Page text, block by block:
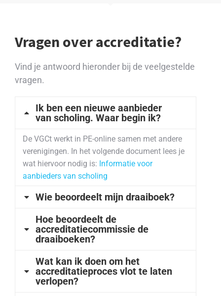
Vragen over accreditatie?
Vind je antwoord hieronder bij de veelgestelde
vragen.
Ik ben een nieuwe aanbieder
van scholing. Waar begin ik?
De VGCt werkt in PE-online samen met andere
verenigingen. In het volgende document lees je
wat hiervoor nodig is: Informatie voor
aanbieders van scholing
Wie beoordeelt mijn draaiboek?
Hoe beoordeelt de
accreditatiecommissie de
draaiboeken?
Wat kan ik doen om het
accreditatieproces vlot te laten
verlopen?